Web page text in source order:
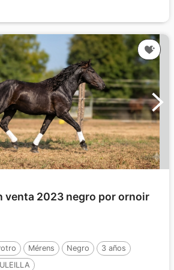
venta 2023 negro por ornoir
Mérens Negro
3 años